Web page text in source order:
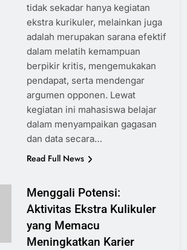
tidak sekadar hanya kegiatan
ekstra kurikuler, melainkan juga
adalah merupakan sarana efektif
dalam melatih kemampuan
berpikir kritis, mengemukakan
pendapat, serta mendengar
argumen opponen. Lewat
kegiatan ini mahasiswa belajar
dalam menyampaikan gagasan
dan data secara…
Read Full News
Menggali Potensi:
Aktivitas Ekstra Kulikuler
yang Memacu
Meningkatkan Karier